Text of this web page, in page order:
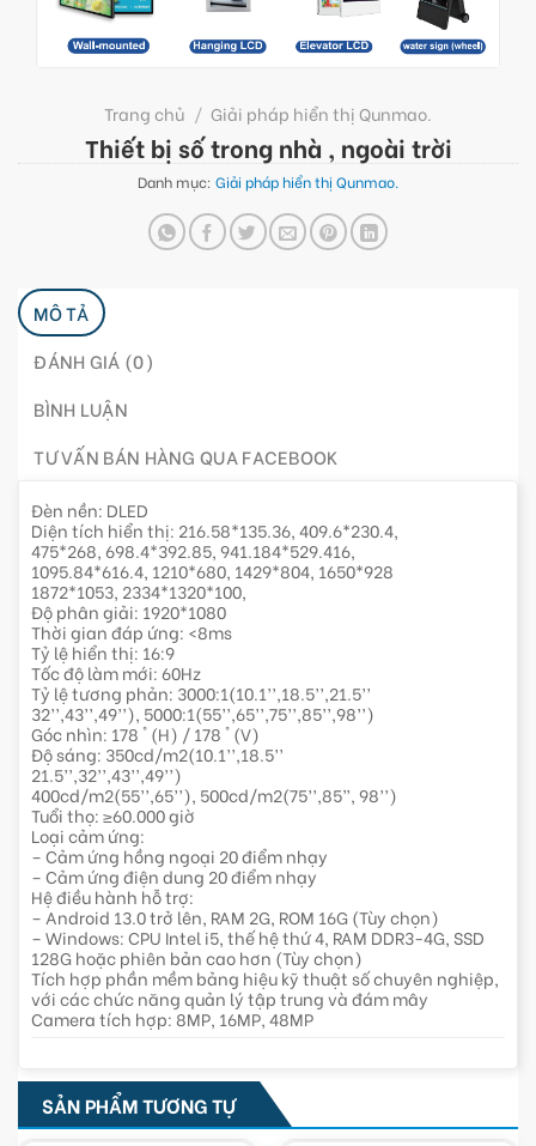
Trang chủ / Giải pháp hiển thị Qunmao.
Thiết bị số trong nhà , ngoài trời
Danh mục: Giải pháp hiển thị Qunmao.
MÔ TẢ
ĐÁNH GIÁ (0)
BÌNH LUẬN
TƯ VẤN BÁN HÀNG QUA FACEBOOK
Đèn nền: DLED
Diện tích hiển thị: 216.58*135.36, 409.6*230.4,
475*268, 698.4*392.85, 941.184*529.416,
1095.84*616.4, 1210*680, 1429*804, 1650*928
1872*1053, 2334*1320*100,
Độ phân giải: 1920*1080
Thời gian đáp ứng: <8ms
Tỷ lệ hiển thị: 16:9
Tốc độ làm mới: 60Hz
Tỷ lệ tương phản: 3000:1(10.1’’,18.5’’,21.5’’
32’’,43’’,49’’), 5000:1(55’’,65’’,75’’,85’’,98’’)
Góc nhìn: 178 ° (H) / 178 ° (V)
Độ sáng: 350cd/m2(10.1’’,18.5’’
21.5’’,32’’,43’’,49’’)
400cd/m2(55’’,65’’), 500cd/m2(75’’,85”, 98’’)
Tuổi thọ: ≥60.000 giờ
Loại cảm ứng:
– Cảm ứng hồng ngoại 20 điểm nhạy
– Cảm ứng điện dung 20 điểm nhạy
Hệ điều hành hỗ trợ:
– Android 13.0 trở lên, RAM 2G, ROM 16G (Tùy chọn)
– Windows: CPU Intel i5, thế hệ thứ 4, RAM DDR3-4G, SSD
128G hoặc phiên bản cao hơn (Tùy chọn)
Tích hợp phần mềm bảng hiệu kỹ thuật số chuyên nghiệp,
với các chức năng quản lý tập trung và đám mây
Camera tích hợp: 8MP, 16MP, 48MP
SẢN PHẨM TƯƠNG TỰ